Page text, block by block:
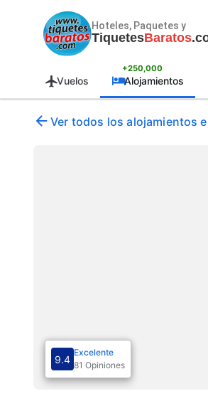
Hoteles, Paquetes y
TiquetesBaratos
Vuelos
+250,000
Alojamientos
Ver todos los alojamientos
9.4
Excelente
81 Opiniones